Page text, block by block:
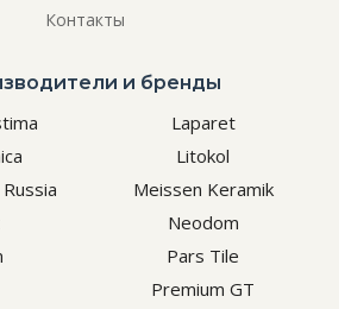
Контакты
и бренды
Laparet
Litokol
Meissen Keramik
Neodom
Pars Tile
Premium GT